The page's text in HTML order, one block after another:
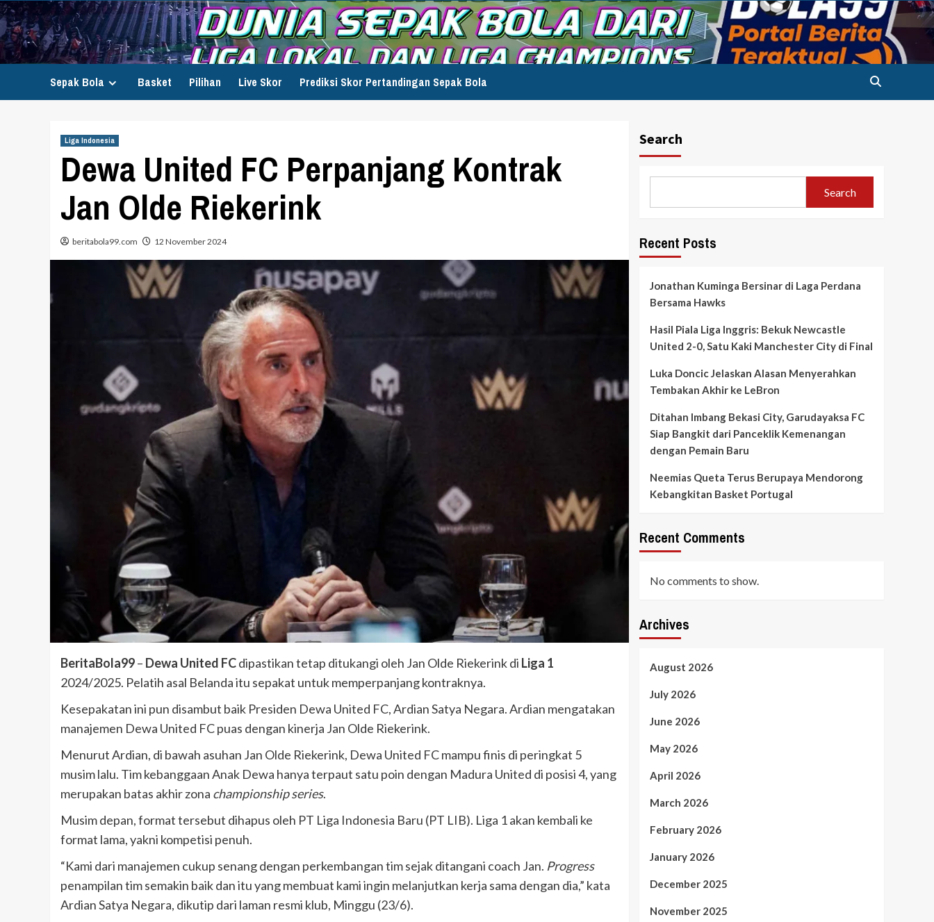
Skip
to
content
Sepak Bola Basket Pilihan Live Skor Prediksi Skor Pertandingan Sepak Bola
Liga Indonesia
Dewa United FC Perpanjang Kontrak
Jan Olde Riekerink
beritabola99.com 12 November 2024
BeritaBola99– Dewa United FCdipastikan tetap ditukangi oleh Jan Olde Riekerink di Liga 1
2024/2025. Pelatih asal Belanda itu sepakat untuk memperpanjang kontraknya.
Kesepakatan ini pun disambut baik Presiden Dewa United FC, Ardian Satya Negara. Ardian mengatakan
manajemen Dewa United FC puas dengan kinerja Jan Olde Riekerink.
Menurut Ardian, di bawah asuhan Jan Olde Riekerink, Dewa United FC mampu finis di peringkat 5
musim lalu. Tim kebanggaan Anak Dewa hanya terpaut satu poin dengan Madura United di posisi 4, yang
merupakan batas akhir zona championship series.
Musim depan, format tersebut dihapus oleh PT Liga Indonesia Baru (PT LIB). Liga 1 akan kembali ke
format lama, yakni kompetisi penuh.
“Kami dari manajemen cukup senang dengan perkembangan tim sejak ditangani coach Jan. Progress
penampilan tim semakin baik dan itu yang membuat kami ingin melanjutkan kerja sama dengan dia,” kata
Ardian Satya Negara, dikutip dari laman resmi klub, Minggu (23/6).
Search
Search
Recent Posts
Jonathan Kuminga Bersinar di Laga Perdana
Bersama Hawks
Hasil Piala Liga Inggris: Bekuk Newcastle
United 2-0, Satu Kaki Manchester City di Final
Luka Doncic Jelaskan Alasan Menyerahkan
Tembakan Akhir ke LeBron
Ditahan Imbang Bekasi City, Garudayaksa FC
Siap Bangkit dari Panceklik Kemenangan
dengan Pemain Baru
Neemias Queta Terus Berupaya Mendorong
Kebangkitan Basket Portugal
Recent Comments
No comments to show.
Archives
August 2026
July 2026
June 2026
May 2026
April 2026
March 2026
February 2026
January 2026
December 2025
November 2025